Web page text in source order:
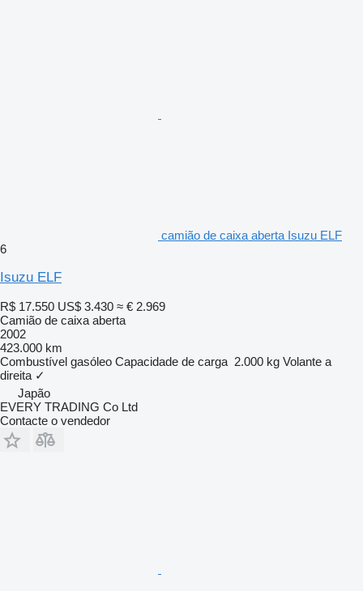
camião de caixa aberta Isuzu ELF
6
Isuzu ELF
R$ 17.550 US$ 3.430 ≈ € 2.969
Camião de caixa aberta
2002
423.000 km
Combustível gasóleo Capacidade de carga 2.000 kg Volante a
direita ✓
Japão
EVERY TRADING Co Ltd
Contacte o vendedor